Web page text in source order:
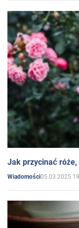
Jak przycinać
Wiadomości05.03.2025